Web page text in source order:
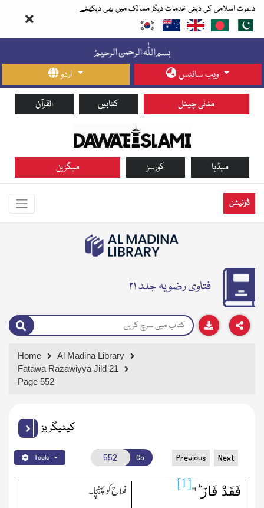
دعوت اسلامی کی دینی خدمات دیگر ممالک میں بھی دیکھئے
اردو ویب سائٹس
القرآن کتابیں مدنی چینل
میگزین کورسز میڈیا
ڈونیشن
فتاوی رضویہ جلد ۲۱
Home
Al Madina Library
Fatawa Razawiyya Jild 21
Page 552
کیٹیگریز
Tools Go Previous Next
فَقَدْ فَازَ ؕ"
[1]
فلاح کو پہنچا۔